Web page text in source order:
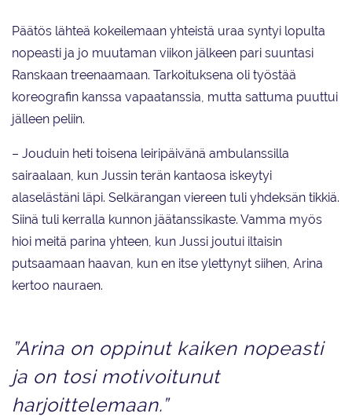
Päätös lähteä kokeilemaan yhteistä uraa syntyi lopulta
nopeasti ja jo muutaman viikon jälkeen pari suuntasi
Ranskaan treenaamaan. Tarkoituksena oli työstää
koreografin kanssa vapaatanssia, mutta sattuma puuttui
jälleen peliin.
– Jouduin heti toisena leiripäivänä ambulanssilla
sairaalaan, kun Jussin terän kantaosa iskeytyi
alaselästäni läpi. Selkärangan viereen tuli yhdeksän tikkiä.
Siinä tuli kerralla kunnon jäätanssikaste. Vamma myös
hioi meitä parina yhteen, kun Jussi joutui iltaisin
putsaamaan haavan, kun en itse ylettynyt siihen, Arina
kertoo nauraen.
”Arina on oppinut kaiken nopeasti
ja on tosi motivoitunut
harjoittelemaan.”